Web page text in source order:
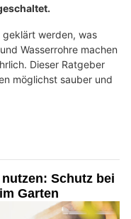
geklärt werden, was
Wasserrohre machen
Dieser Ratgeber
möglichst sauber und
Schutz bei
Garten